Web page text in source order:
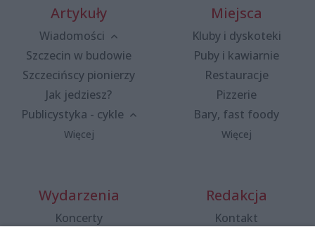
Artykuły
Wiadomości
Szczecin w budowie
Szczecińscy pionierzy
Jak jedziesz?
Publicystyka - cykle
Więcej
Miejsca
Kluby i dyskoteki
Puby i kawiarnie
Restauracje
Pizzerie
Bary, fast foody
Więcej
Wydarzenia
Koncerty
Redakcja
Kontakt